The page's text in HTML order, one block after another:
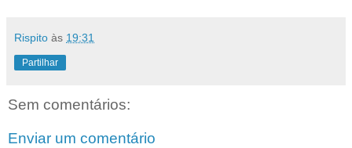
Rispito às 19:31
Partilhar
Sem comentários:
Enviar um comentário